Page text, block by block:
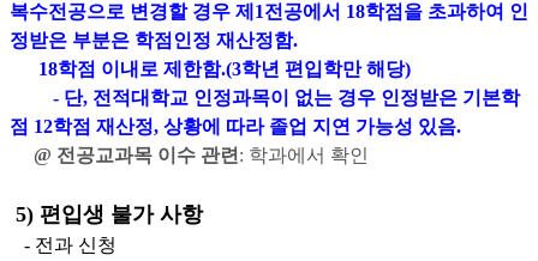
복수전공으로 변경할 경우 제 1전공에서 18학점을 초과하여 인
정받은 부분은 학점인정 재산정함.
18학점 이내로 제한함.(3학년 편입학만 해당)
- 단, 전적대학교 인정과목이 없는 경우 인정받은 기본학
점 12학점 재산정, 상황에 따라 졸업 지연 가능성 있음.
@ 전공교과목 이수 관련 : 학과에서 확인
5) 편입생 불가 사항
- 전과 신청